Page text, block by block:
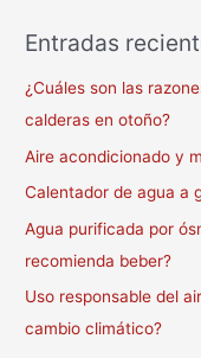
Entradas
¿Cuáles son las
calderas en otoño?
Aire acondicionado y
Calentador de agua a
Agua purificada por
recomienda beber?
Uso responsable del
cambio climático?